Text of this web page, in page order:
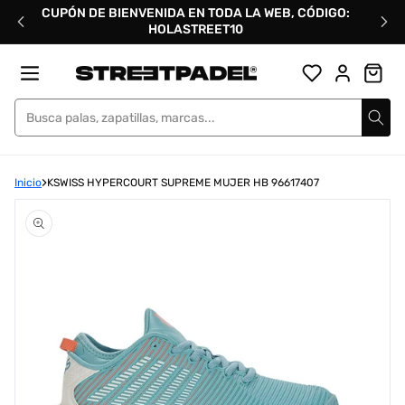
directamente
CUPÓN DE BIENVENIDA EN TODA LA WEB, CÓDIGO:
HOLASTREET10
Street Padel
Inicio KSWISS HYPERCOURT SUPREME MUJER HB 96617407
elemento
multimedia